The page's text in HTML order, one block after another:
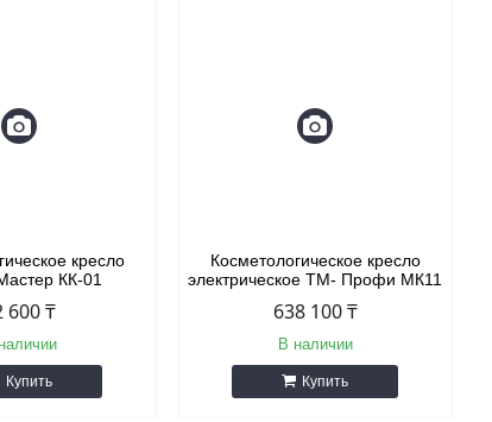
кресло
КК-01
600 ₸
Купить
Косметологическое кресло
электрическое ТМ- Профи МК11
638 100 ₸
В наличии
Купить